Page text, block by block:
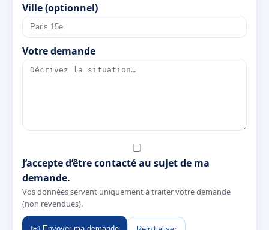
Ville (optionnel)
Votre demande
J’accepte d’être contacté au sujet de ma
demande.
Vos données servent uniquement à traiter votre demande
(non revendues).